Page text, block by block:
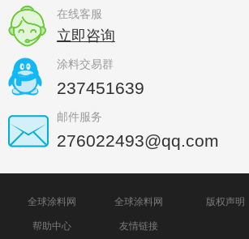
在线客服
立即咨询
涂料交易群
237451639
邮件服务
276022493@qq.com
全球涂料网 全球涂料网 版权声明
帮助中心 友情链接